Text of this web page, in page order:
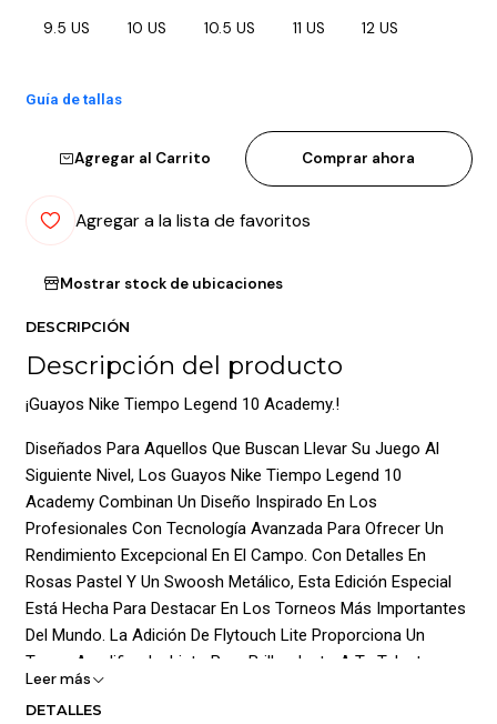
9.5 US 10 US 10.5 US 11 US 12 US
Guía de tallas
Agregar al Carrito Comprar ahora
Agregar a la lista de favoritos
Mostrar stock de ubicaciones
DESCRIPCIÓN
Descripción del producto
¡Guayos Nike Tiempo Legend 10 Academy.!
Diseñados Para Aquellos Que Buscan Llevar Su Juego Al
Siguiente Nivel, Los Guayos Nike Tiempo Legend 10
Academy Combinan Un Diseño Inspirado En Los
Profesionales Con Tecnología Avanzada Para Ofrecer Un
Rendimiento Excepcional En El Campo. Con Detalles En
Rosas Pastel Y Un Swoosh Metálico, Esta Edición Especial
Está Hecha Para Destacar En Los Torneos Más Importantes
Del Mundo. La Adición De Flytouch Lite Proporciona Un
Toque Amplificado, Listo Para Brillar Junto A Tu Talento.
¡Características Destacadas:!
Leer más
DETALLES